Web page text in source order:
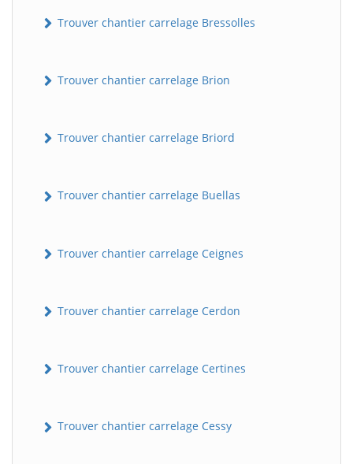
Trouver chantier carrelage Bressolles
Trouver chantier carrelage Brion
Trouver chantier carrelage Briord
Trouver chantier carrelage Buellas
Trouver chantier carrelage Ceignes
Trouver chantier carrelage Cerdon
Trouver chantier carrelage Certines
Trouver chantier carrelage Cessy